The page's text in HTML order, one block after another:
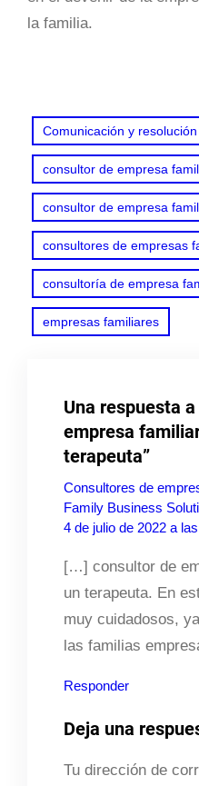
la familia.
Comunicación y
consultor de empresa
consultor de empresa
consultores de empresas
consultoría de empresa
empresas familiares
Una respuesta
empresa
terapeuta”
Consultores de
Family Business
4 de julio de 2022 a
[…] consultor de
un terapeuta. En
muy cuidadosos,
las familias
Responder
Deja una
Tu dirección de